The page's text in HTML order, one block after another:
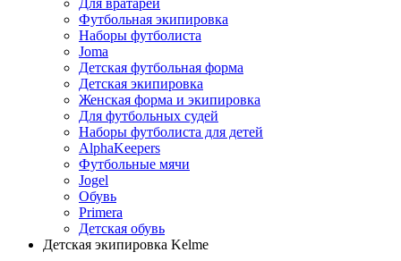
Для вратарей
Футбольная экипировка
Наборы футболиста
Joma
Детская футбольная форма
Детская экипировка
Женская форма и экипировка
Для футбольных судей
Наборы футболиста для детей
AlphaKeepers
Футбольные мячи
Jogel
Обувь
Primera
Детская обувь
Детская экипировка Kelme